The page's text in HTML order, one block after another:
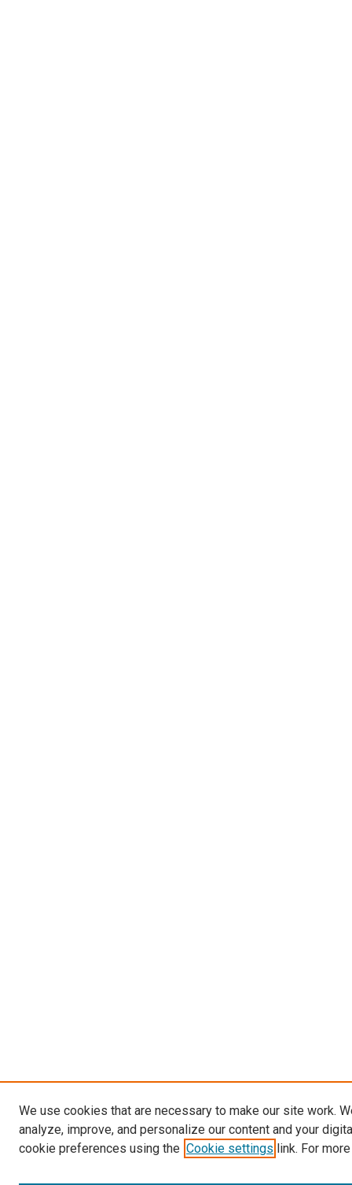
We use cookies that are necessary to make our site work.
analyze, improve, and personalize our content and your
cookie preferences using the Cookie settings link. For